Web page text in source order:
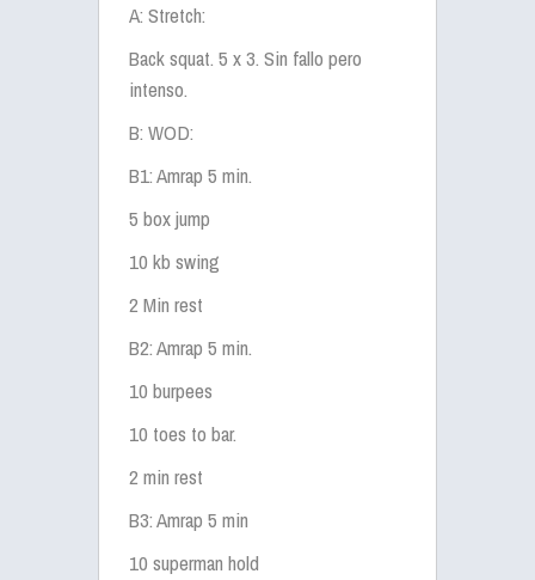
A: Stretch:
Back squat. 5 x 3. Sin fallo pero
intenso.
B: WOD:
B1: Amrap 5 min.
5 box jump
10 kb swing
2 Min rest
B2: Amrap 5 min.
10 burpees
10 toes to bar.
2 min rest
B3: Amrap 5 min
10 superman hold